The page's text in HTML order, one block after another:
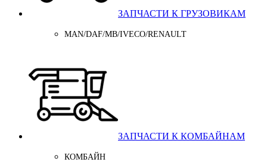
ЗАПЧАСТИ К ГРУЗОВИКАМ
MAN/DAF/MB/IVECO/RENAULT
ЗАПЧАСТИ К КОМБАЙНАМ
КОМБАЙН